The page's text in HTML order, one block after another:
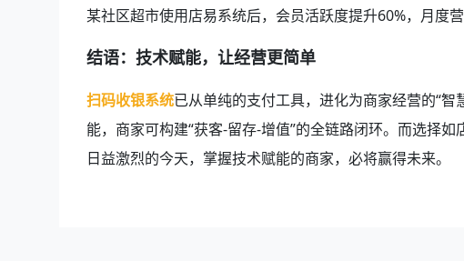
某社区超市使用店易系统后，会员活跃度提升60%，月度
结语：技术赋能，让经营更简单
扫码收银系统已从单纯的支付工具，进化为商家经营的“
能，商家可构建“获客-留存-增值”的全链路闭环。而选择
日益激烈的今天，掌握技术赋能的商家，必将赢得未来。